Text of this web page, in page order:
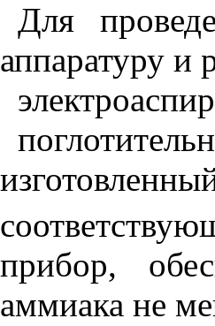
Для
аппаратуру и
прибор,
аммиака не